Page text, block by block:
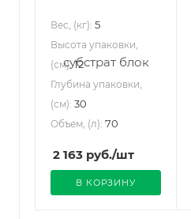
Вес, (кг): 5
Высота упаковки,
(см): 12
Глубина упаковки,
(см): 30
Объем, (л): 70
2 163 руб./шт
В КОРЗИНУ